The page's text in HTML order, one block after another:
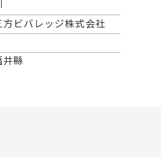
方ビバレッジ株式会社
井縣